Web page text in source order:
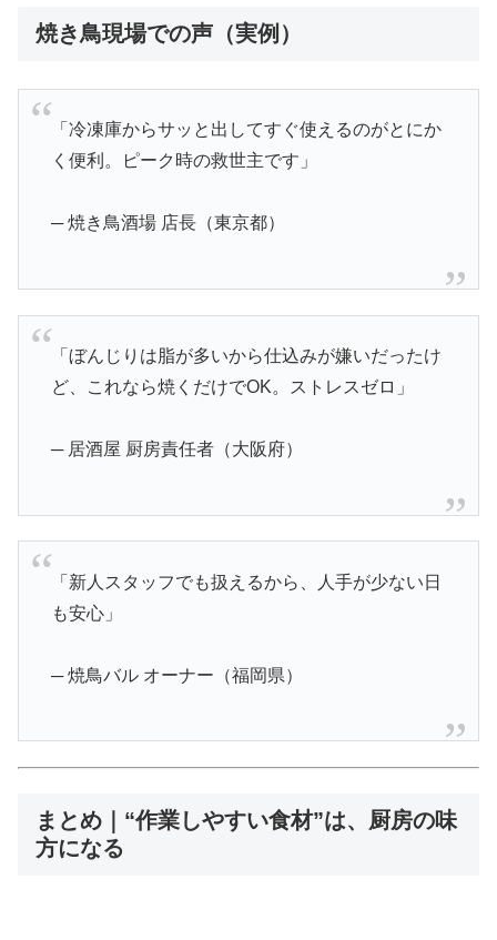
焼き鳥現場での声（実例）
「冷凍庫からサッと出してすぐ使えるのがとにか
く便利。ピーク時の救世主です」
─ 焼き鳥酒場 店長（東京都）
「ぼんじりは脂が多いから仕込みが嫌いだったけ
ど、これなら焼くだけでOK。ストレスゼロ」
─ 居酒屋 厨房責任者（大阪府）
「新人スタッフでも扱えるから、人手が少ない日
も安心」
─ 焼鳥バル オーナー（福岡県）
まとめ｜“作業しやすい食材”は、厨房の味
方になる